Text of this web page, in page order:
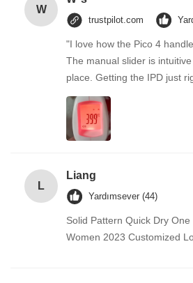
W
trustpilot.com
"I love how the Pico 4
The manual slider is
place. Getting the IPD just
L
Liang
Yardımsever (44)
Solid Pattern Quick Dry
Women 2023 Customized